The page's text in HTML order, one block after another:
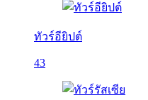
ทัวร์อียิปต์
43